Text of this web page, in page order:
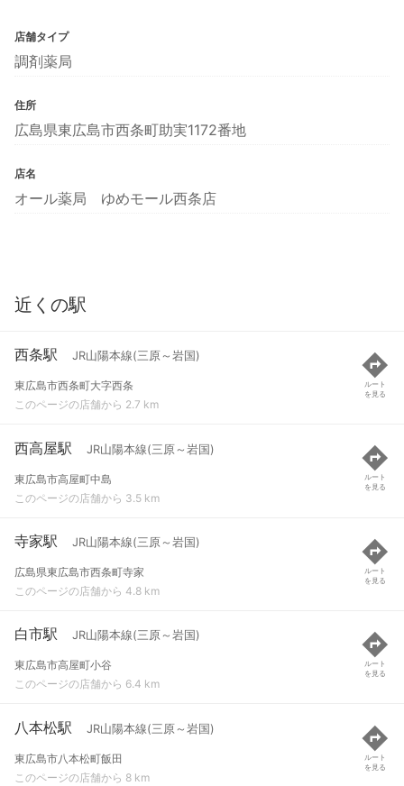
店舗タイプ
調剤薬局
住所
広島県東広島市西条町助実1172番地
店名
オール薬局 ゆめモール西条店
近くの駅
西条駅 JR山陽本線(三原～岩国)
東広島市西条町大字西条
このページの店舗から 2.7 km
ルート
を見る
西高屋駅 JR山陽本線(三原～岩国)
東広島市高屋町中島
このページの店舗から 3.5 km
ルート
を見る
寺家駅 JR山陽本線(三原～岩国)
広島県東広島市西条町寺家
このページの店舗から 4.8 km
ルート
を見る
白市駅 JR山陽本線(三原～岩国)
東広島市高屋町小谷
このページの店舗から 6.4 km
ルート
を見る
八本松駅 JR山陽本線(三原～岩国)
東広島市八本松町飯田
このページの店舗から 8 km
ルート
を見る